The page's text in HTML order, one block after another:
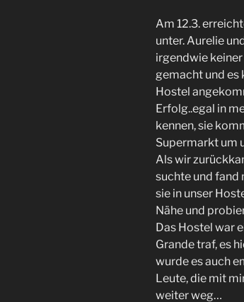
Am 12.3.
unter. Aurelie
irgendwie
gemacht und es
Hostel
Erfolg..egal in
kennen, sie
Supermarkt um
Als wir
suchte und fand
sie in unser
Nähe und
Das Hostel war
Grande traf, es
wurde es auch
Leute, die mit
weiter weg…